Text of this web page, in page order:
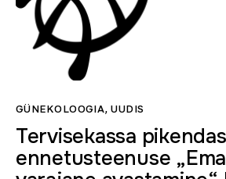
GÜNEKOLOOGIA,UUDIS
Tervisekassa
ennetusteenuse